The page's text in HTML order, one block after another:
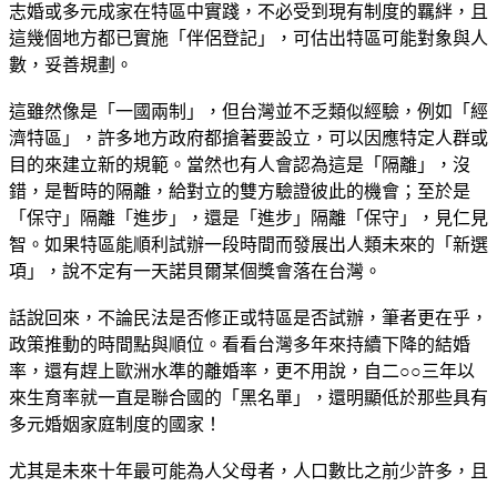
志婚或多元成家在特區中實踐，不必受到現有制度的羈絆，且
這幾個地方都已實施「伴侶登記」，可估出特區可能對象與人
數，妥善規劃。
這雖然像是「一國兩制」，但台灣並不乏類似經驗，例如「經
濟特區」，許多地方政府都搶著要設立，可以因應特定人群或
目的來建立新的規範。當然也有人會認為這是「隔離」，沒
錯，是暫時的隔離，給對立的雙方驗證彼此的機會；至於是
「保守」隔離「進步」，還是「進步」隔離「保守」，見仁見
智。如果特區能順利試辦一段時間而發展出人類未來的「新選
項」，說不定有一天諾貝爾某個獎會落在台灣。
話說回來，不論民法是否修正或特區是否試辦，筆者更在乎，
政策推動的時間點與順位。看看台灣多年來持續下降的結婚
率，還有趕上歐洲水準的離婚率，更不用說，自二○○三年以
來生育率就一直是聯合國的「黑名單」，還明顯低於那些具有
多元婚姻家庭制度的國家！
尤其是未來十年最可能為人父母者，人口數比之前少許多，且